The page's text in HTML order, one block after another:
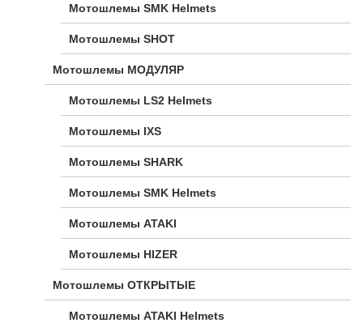
Мотошлемы SMK Helmets
Мотошлемы SHOT
Мотошлемы МОДУЛЯР
Мотошлемы LS2 Helmets
Мотошлемы IXS
Мотошлемы SHARK
Мотошлемы SMK Helmets
Мотошлемы ATAKI
Мотошлемы HIZER
Мотошлемы ОТКРЫТЫЕ
Мотошлемы ATAKI Helmets